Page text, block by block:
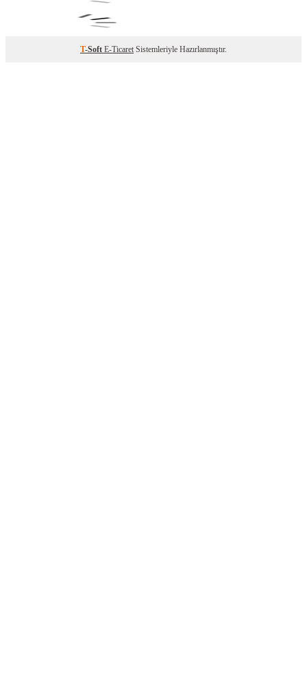
T-Soft E-Ticaret Sistemleriyle Hazırlanmıştır.